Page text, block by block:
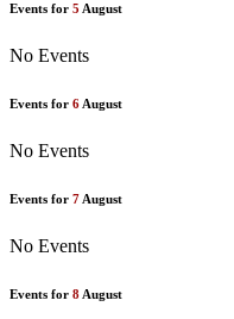
Events for 5 August
No Events
Events for 6 August
No Events
Events for 7 August
No Events
Events for 8 August